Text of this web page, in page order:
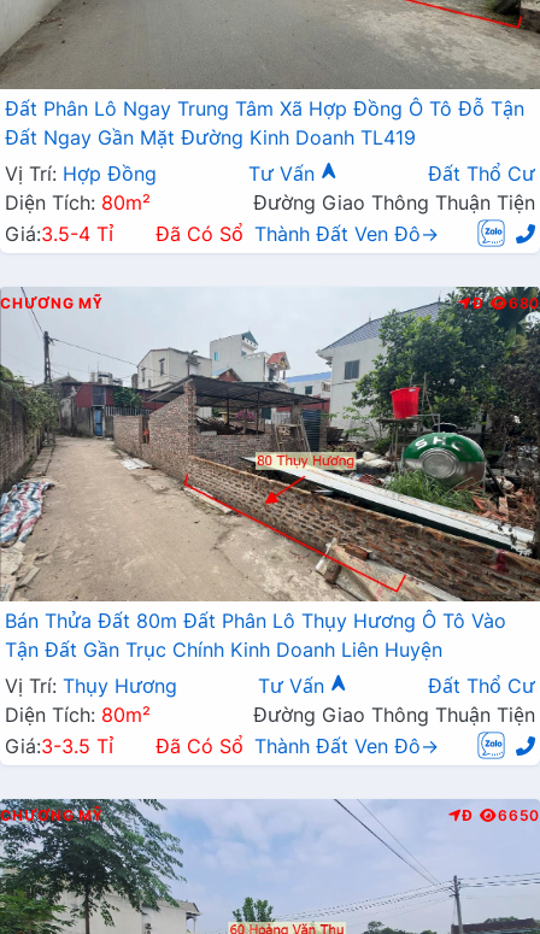
Đất Phân Lô Ngay Trung Tâm Xã Hợp Đồng Ô Tô Đỗ Tận
Đất Ngay Gần Mặt Đường Kinh Doanh TL419
Vị Trí: Hợp Đồng Tư Vấn
Đất Thổ Cư
Diện Tích: 80m²
Đường Giao Thông Thuận Tiện
Giá:3.5-4 Tỉ Đã Có Sổ Thành Đất Ven Đô→
CHƯƠNG MỸ Đ 680
Bán Thửa Đất 80m Đất Phân Lô Thụy Hương Ô Tô Vào
Tận Đất Gần Trục Chính Kinh Doanh Liên Huyện
Vị Trí: Thụy Hương Tư Vấn
Đất Thổ Cư
Diện Tích: 80m²
Đường Giao Thông Thuận Tiện
Giá:3-3.5 Tỉ Đã Có Sổ Thành Đất Ven Đô→
CHƯƠNG MỸ Đ 6650